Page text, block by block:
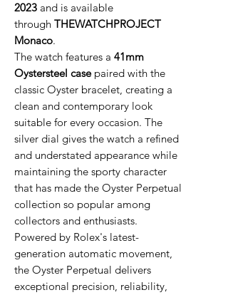
2023 and is available
through THEWATCHPROJECT
Monaco.
The watch features a 41mm
Oystersteel casepaired with the
classic Oyster bracelet, creating a
clean and contemporary look
suitable for every occasion. The
silver dial gives the watch a refined
and understated appearance while
maintaining the sporty character
that has made the Oyster Perpetual
collection so popular among
collectors and enthusiasts.
Powered by Rolex's latest-
generation automatic movement,
the Oyster Perpetual delivers
exceptional precision, reliability,